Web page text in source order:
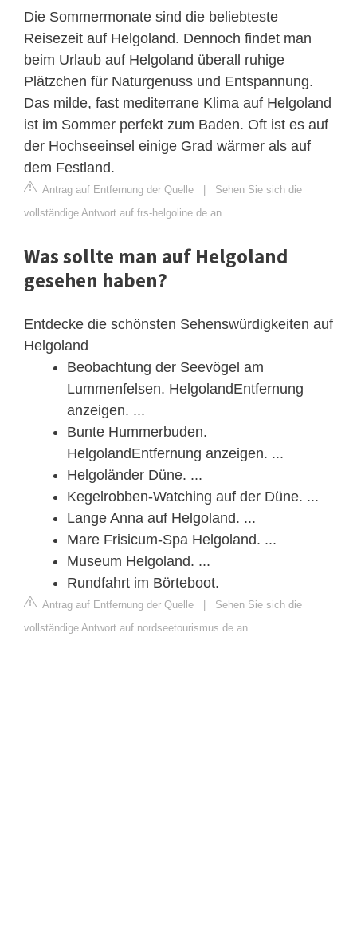
Die Sommermonate sind die beliebteste
Reisezeit auf Helgoland. Dennoch findet man
beim Urlaub auf Helgoland überall ruhige
Plätzchen für Naturgenuss und Entspannung.
Das milde, fast mediterrane Klima auf Helgoland
ist im Sommer perfekt zum Baden. Oft ist es auf
der Hochseeinsel einige Grad wärmer als auf
dem Festland.
Antrag auf Entfernung der Quelle | Sehen Sie sich die
vollständige Antwort auf frs-helgoline.de an
Was sollte man auf Helgoland
gesehen haben?
Entdecke die schönsten Sehenswürdigkeiten auf
Helgoland
Beobachtung der Seevögel am
Lummenfelsen. HelgolandEntfernung
anzeigen. ...
Bunte Hummerbuden.
HelgolandEntfernung anzeigen. ...
Helgoländer Düne. ...
Kegelrobben-Watching auf der Düne. ...
Lange Anna auf Helgoland. ...
Mare Frisicum-Spa Helgoland. ...
Museum Helgoland. ...
Rundfahrt im Börteboot.
Antrag auf Entfernung der Quelle | Sehen Sie sich die
vollständige Antwort auf nordseetourismus.de an